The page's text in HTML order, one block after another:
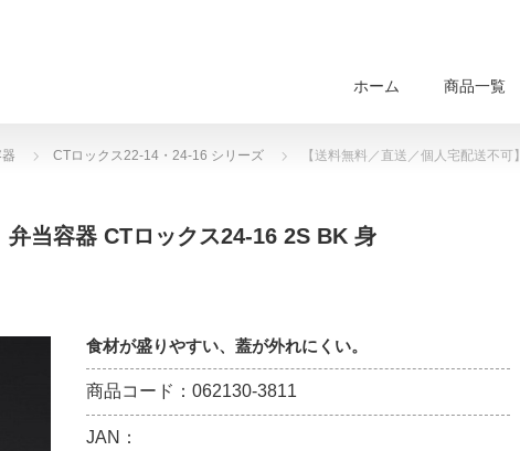
ホーム 商品一覧
CTロックス22-14・24-16 シリーズ 【送料無料／直送／個人宅配送不
当容器 CTロックス24-16 2S BK 身
食材が盛りやすい、蓋が外れにくい。
商品コード：062130-3811
JAN：